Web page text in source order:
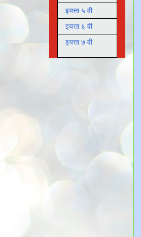
इयत्ता ५ वी
इयत्ता ६ वी
इयत्ता ७ वी